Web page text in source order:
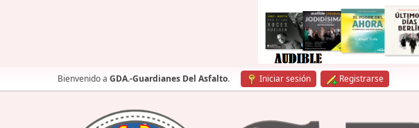
Bienvenido a GDA.-Guardianes Del Asfalto. Iniciar sesión Registrarse